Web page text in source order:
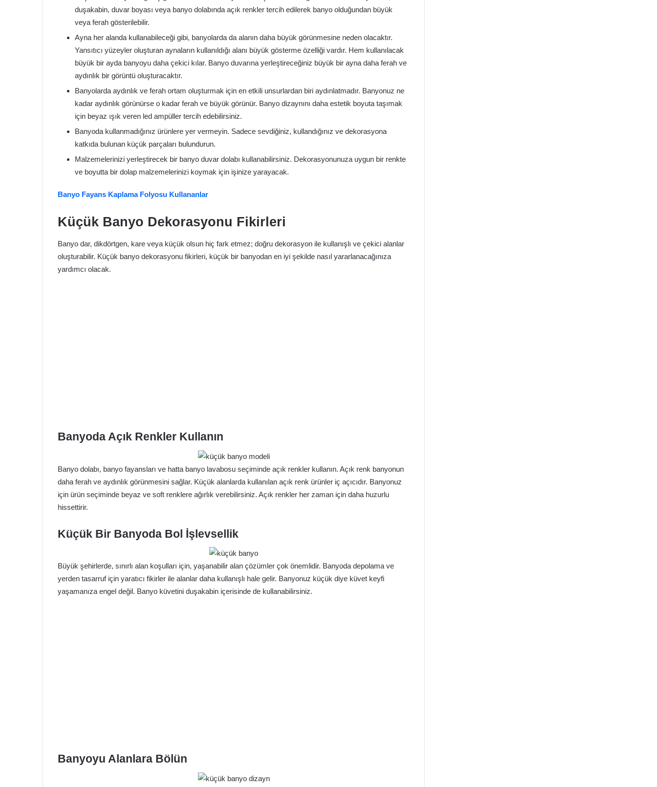
duşakabin, duvar boyası veya banyo dolabında açık renkler tercih edilerek banyo olduğundan büyük
veya ferah gösterilebilir.
Ayna her alanda kullanabileceği gibi, banyolarda da alanın daha büyük görünmesine neden olacaktır.
Yansıtıcı yüzeyler oluşturan aynaların kullanıldığı alanı büyük gösterme özelliği vardır. Hem kullanılacak
büyük bir ayda banyoyu daha çekici kılar. Banyo duvarına yerleştireceğiniz büyük bir ayna daha ferah ve
aydınlık bir görüntü oluşturacaktır.
Banyolarda aydınlık ve ferah ortam oluşturmak için en etkili unsurlardan biri aydınlatmadır. Banyonuz ne
kadar aydınlık görünürse o kadar ferah ve büyük görünür. Banyo dizaynını daha estetik boyuta taşımak
için beyaz ışık veren led ampüller tercih edebilirsiniz.
Banyoda kullanmadığınız ürünlere yer vermeyin. Sadece sevdiğiniz, kullandığınız ve dekorasyona
katkıda bulunan küçük parçaları bulundurun.
Malzemelerinizi yerleştirecek bir banyo duvar dolabı kullanabilirsiniz. Dekorasyonunuza uygun bir renkte
ve boyutta bir dolap malzemelerinizi koymak için işinize yarayacak.
Banyo Fayans Kaplama Folyosu Kullananlar
Küçük Banyo Dekorasyonu Fikirleri
Banyo dar, dikdörtgen, kare veya küçük olsun hiç fark etmez; doğru dekorasyon ile kullanışlı ve çekici alanlar
oluşturabilir. Küçük banyo dekorasyonu fikirleri, küçük bir banyodan en iyi şekilde nasıl yararlanacağınıza
yardımcı olacak.
Banyoda Açık Renkler Kullanın
Banyo dolabı, banyo fayansları ve hatta banyo lavabosu seçiminde açık renkler kullanın. Açık renk banyonun
daha ferah ve aydınlık görünmesini sağlar. Küçük alanlarda kullanılan açık renk ürünler iç açıcıdır. Banyonuz
için ürün seçiminde beyaz ve soft renklere ağırlık verebilirsiniz. Açık renkler her zaman için daha huzurlu
hissettirir.
Küçük Bir Banyoda Bol İşlevsellik
Büyük şehirlerde, sınırlı alan koşulları için, yaşanabilir alan çözümler çok önemlidir. Banyoda depolama ve
yerden tasarruf için yaratıcı fikirler ile alanlar daha kullanışlı hale gelir. Banyonuz küçük diye küvet keyfi
yaşamanıza engel değil. Banyo küvetini duşakabin içerisinde de kullanabilirsiniz.
Banyoyu Alanlara Bölün